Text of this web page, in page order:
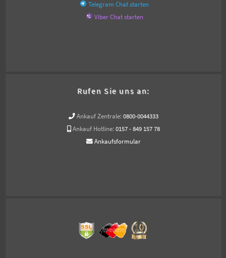
Telegram Chat starten
Viber Chat starten
Rufen Sie uns an:
Ankauf Zentrale: 0800-0044333
Ankauf Hotline: 0157 - 849 157 78
Ankaufsformular